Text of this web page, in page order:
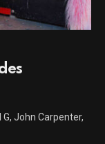
John Carpenter,